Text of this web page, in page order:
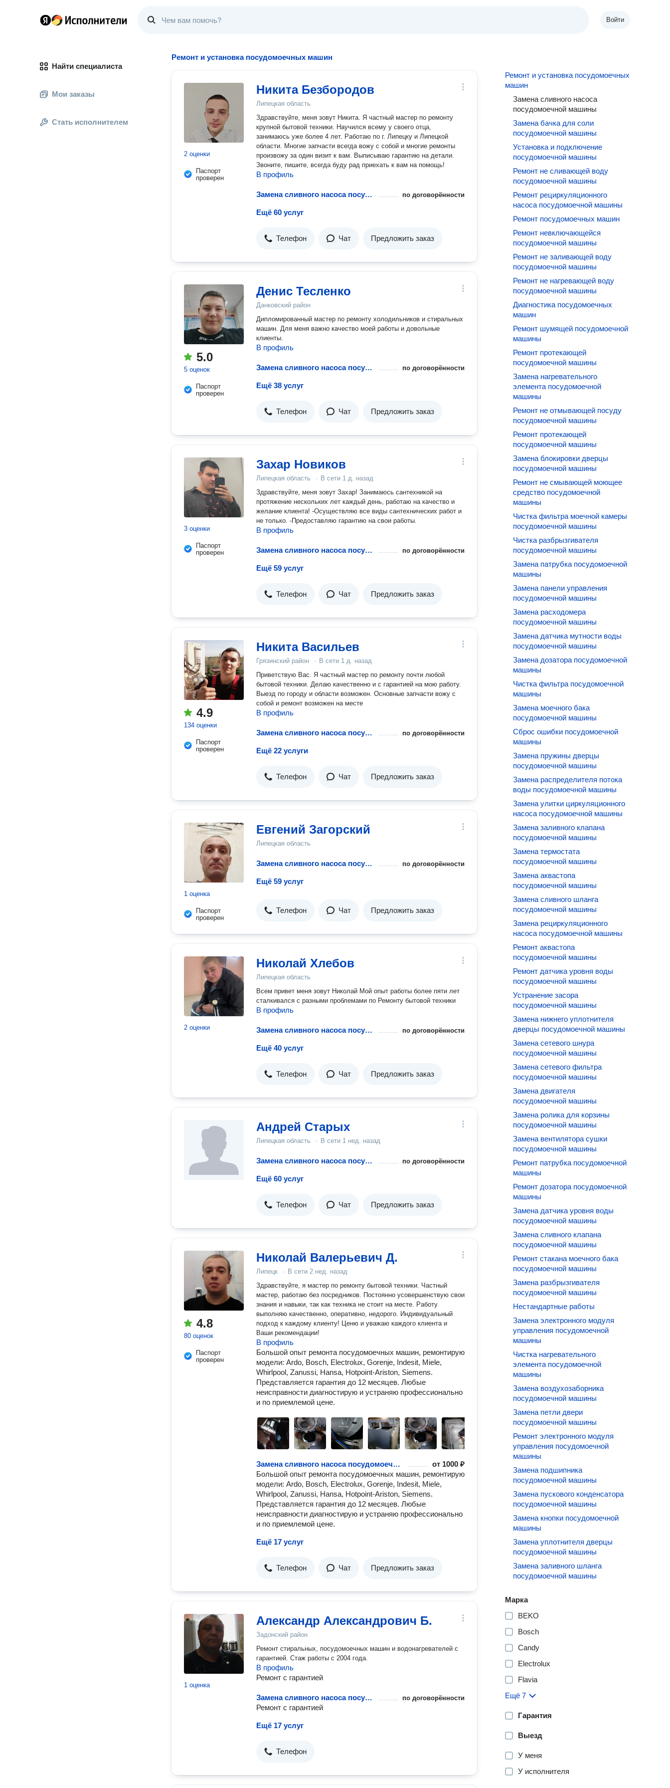
Войти
Найти специалиста
Мои заказы
Стать исполнителем
Ремонт и установка посудомоечных машин
2 оценки
Паспорт
проверен
Никита Безбородов
Липецкая область
Здравствуйте, меня зовут Никита. Я частный мастер по ремонту
крупной бытовой техники. Научился всему у своего отца,
занимаюсь уже более 4 лет. Работаю по г. Липецку и Липецкой
области. Многие запчасти всегда вожу с собой и многие ремонты
произвожу за один визит к вам. Выписываю гарантию на детали.
Звоните, пишите, всегда буду рад приехать к вам на помощь!
В профиль
Замена сливного насоса посудомоечной машины по договорённости
Ещё 60 услуг
Телефон Чат Предложить заказ
5.0
5 оценок
Паспорт
проверен
Денис Тесленко
Данковский район
Дипломированный мастер по ремонту холодильников и стиральных
машин. Для меня важно качество моей работы и довольные
клиенты.
В профиль
Замена сливного насоса посудомоечной машины по договорённости
Ещё 38 услуг
Телефон Чат Предложить заказ
3 оценки
Паспорт
проверен
Захар Новиков
Липецкая область · В сети 1 д. назад
Здравствуйте, меня зовут Захар! Занимаюсь сантехникой на
протяжение нескольких лет каждый день, работаю на качество и
желание клиента! -Осуществляю все виды сантехнических работ и
не только. -Предоставляю гарантию на свои работы.
В профиль
Замена сливного насоса посудомоечной машины по договорённости
Ещё 59 услуг
Телефон Чат Предложить заказ
4.9
134 оценки
Паспорт
проверен
Никита Васильев
Грязинский район · В сети 1 д. назад
Приветствую Вас. Я частный мастер по ремонту почти любой
бытовой техники. Делаю качественно и с гарантией на мою работу.
Выезд по городу и области возможен. Основные запчасти вожу с
собой и ремонт возможен на месте
В профиль
Замена сливного насоса посудомоечной машины по договорённости
Ещё 22 услуги
Телефон Чат Предложить заказ
1 оценка
Паспорт
проверен
Евгений Загорский
Липецкая область
Замена сливного насоса посудомоечной машины по договорённости
Ещё 59 услуг
Телефон Чат Предложить заказ
2 оценки
Николай Хлебов
Липецкая область
Всем привет меня зовут Николай Мой опыт работы более пяти лет
сталкивался с разными проблемами по Ремонту бытовой техники
В профиль
Замена сливного насоса посудомоечной машины по договорённости
Ещё 40 услуг
Телефон Чат Предложить заказ
Андрей Старых
Липецкая область · В сети 1 нед. назад
Замена сливного насоса посудомоечной машины по договорённости
Ещё 60 услуг
Телефон Чат Предложить заказ
4.8
80 оценок
Паспорт
проверен
Николай Валерьевич Д.
Липецк · В сети 2 нед. назад
Здравствуйте, я мастер по ремонту бытовой техники. Частный
мастер, работаю без посредников. Постоянно усовершенствую свои
знания и навыки, так как техника не стоит на месте. Работу
выполняю качественно, оперативно, недорого. Индивидуальный
подход к каждому клиенту! Ценю и уважаю каждого клиента и
Ваши рекомендации!
В профиль
Большой опыт ремонта посудомоечных машин, ремонтирую
модели: Ardo, Bosch, Electrolux, Gorenje, Indesit, Miele,
Whirlpool, Zanussi, Hansa, Hotpoint-Ariston, Siemens.
Представляется гарантия до 12 месяцев. Любые
неисправности диагностирую и устраняю профессионально
и по приемлемой цене.
Замена сливного насоса посудомоечной машины от 1000 ₽
Большой опыт ремонта посудомоечных машин, ремонтирую
модели: Ardo, Bosch, Electrolux, Gorenje, Indesit, Miele,
Whirlpool, Zanussi, Hansa, Hotpoint-Ariston, Siemens.
Представляется гарантия до 12 месяцев. Любые
неисправности диагностирую и устраняю профессионально
и по приемлемой цене.
Ещё 17 услуг
Телефон Чат Предложить заказ
1 оценка
Александр Александрович Б.
Задонский район
Ремонт стиральных, посудомоечных машин и водонагревателей с
гарантией. Стаж работы с 2004 года.
В профиль
Ремонт с гарантией
Замена сливного насоса посудомоечной машины по договорённости
Ремонт с гарантией
Ещё 17 услуг
Телефон
Ремонт и установка посудомоечных
машин
Замена сливного насоса
посудомоечной машины
Замена бачка для соли
посудомоечной машины
Установка и подключение
посудомоечной машины
Ремонт не сливающей воду
посудомоечной машины
Ремонт рециркуляционного
насоса посудомоечной машины
Ремонт посудомоечных машин
Ремонт невключающейся
посудомоечной машины
Ремонт не заливающей воду
посудомоечной машины
Ремонт не нагревающей воду
посудомоечной машины
Диагностика посудомоечных
машин
Ремонт шумящей посудомоечной
машины
Ремонт протекающей
посудомоечной машины
Замена нагревательного
элемента посудомоечной
машины
Ремонт не отмывающей посуду
посудомоечной машины
Ремонт протекающей
посудомоечной машины
Замена блокировки дверцы
посудомоечной машины
Ремонт не смывающей моющее
средство посудомоечной
машины
Чистка фильтра моечной камеры
посудомоечной машины
Чистка разбрызгивателя
посудомоечной машины
Замена патрубка посудомоечной
машины
Замена панели управления
посудомоечной машины
Замена расходомера
посудомоечной машины
Замена датчика мутности воды
посудомоечной машины
Замена дозатора посудомоечной
машины
Чистка фильтра посудомоечной
машины
Замена моечного бака
посудомоечной машины
Сброс ошибки посудомоечной
машины
Замена пружины дверцы
посудомоечной машины
Замена распределителя потока
воды посудомоечной машины
Замена улитки циркуляционного
насоса посудомоечной машины
Замена заливного клапана
посудомоечной машины
Замена термостата
посудомоечной машины
Замена аквастопа
посудомоечной машины
Замена сливного шланга
посудомоечной машины
Замена рециркуляционного
насоса посудомоечной машины
Ремонт аквастопа
посудомоечной машины
Ремонт датчика уровня воды
посудомоечной машины
Устранение засора
посудомоечной машины
Замена нижнего уплотнителя
дверцы посудомоечной машины
Замена сетевого шнура
посудомоечной машины
Замена сетевого фильтра
посудомоечной машины
Замена двигателя
посудомоечной машины
Замена ролика для корзины
посудомоечной машины
Замена вентилятора сушки
посудомоечной машины
Ремонт патрубка посудомоечной
машины
Ремонт дозатора посудомоечной
машины
Замена датчика уровня воды
посудомоечной машины
Замена сливного клапана
посудомоечной машины
Ремонт стакана моечного бака
посудомоечной машины
Замена разбрызгивателя
посудомоечной машины
Нестандартные работы
Замена электронного модуля
управления посудомоечной
машины
Чистка нагревательного
элемента посудомоечной
машины
Замена воздухозаборника
посудомоечной машины
Замена петли двери
посудомоечной машины
Ремонт электронного модуля
управления посудомоечной
машины
Замена подшипника
посудомоечной машины
Замена пускового конденсатора
посудомоечной машины
Замена кнопки посудомоечной
машины
Замена уплотнителя дверцы
посудомоечной машины
Замена заливного шланга
посудомоечной машины
Марка
BEKO
Bosch
Candy
Electrolux
Flavia
Ещё 7
Гарантия
Выезд
У меня
У исполнителя